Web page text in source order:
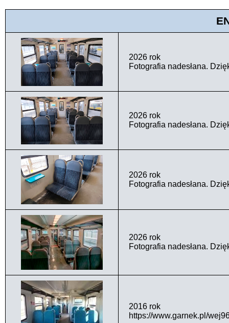
2026 rok
Fotografia nadesłana.
2026 rok
Fotografia nadesłana.
2026 rok
Fotografia nadesłana.
2026 rok
Fotografia nadesłana.
2016 rok
https://www.garnek.pl/